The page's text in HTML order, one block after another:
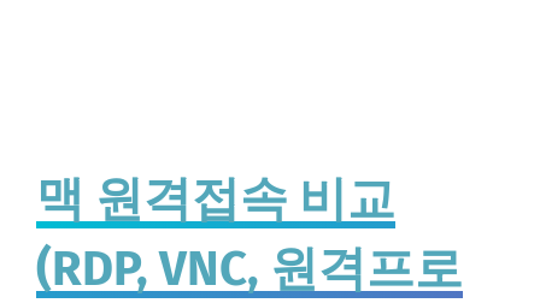
맥 원격접속 비교
(RDP, VNC, 원격프로